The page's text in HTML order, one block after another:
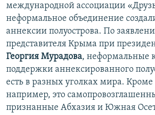
международной ассоциации
неформальное объединение
аннексии полуострова. По
представителя Крыма при
Георгия Мурадова, неформальные
поддержки аннексированного
есть в разных уголках мира.
например, это
признанные Абхазия и Южная